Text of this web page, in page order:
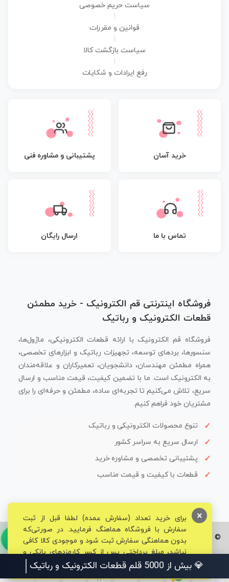
سیاست حریم خصوصی
قوانین و مقررات
سیاست بازگشت کالا
رفع ایرادات و شکایات
خرید آسان پشتیبانی و مشاوره فنی
تماس با ما ارسال رایگان
فروشگاه اینترنتی قم الکترونیک - خرید مطمئن
قطعات الکترونیک و رباتیک
فروشگاه قم الکترونیک با ارائه قطعات الکترونیکی، ماژول‌ها،
سنسورها، بردهای توسعه، تجهیزات رباتیک و ابزارهای تخصصی،
همراه مطمئن مهندسان، دانشجویان، تعمیرکاران و علاقه‌مندان
به الکترونیک است. ما با تضمین کیفیت، قیمت مناسب و ارسال
سریع، تلاش می‌کنیم تا تجربه‌ای ساده، مطمئن و حرفه‌ای را برای
مشتریان خود فراهم کنیم.
تنوع محصولات الکترونیکی و رباتیک
ارسال سریع به سراسر کشور
پشتیبانی تخصصی و مشاوره خرید
قطعات با کیفیت و قیمت مناسب
© تمامی حقوق برای فروشگاه تخصصی قم الکترونیک محفوظ می‌باشد.
برای خرید تعداد (سفارش عمده) لطفا قبل از ثبت
سفارش با فروشگاه هماهنگ فرمایید. در صورتی‌که
بدون هماهنگی سفارش ثبت شود و موجودی کالا کافی
نباشد، مبلغ پرداختی پس از کسر کارمزدهای بانکی و
مالیاتی به حساب شما بازگشت داده خواهد شد.
×
💎 بیش از 5000 قلم قطعات الکترونیک و رباتیک